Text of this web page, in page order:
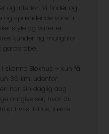
og interiør. Vi finder og
og spændende varer i-
style og varer er
kunder rig mulighfor
skønne Blokhus – kun få
36 km. udenfor
har sin daglig dag
omgivelser, hvor du
Livsstilshus, lækre